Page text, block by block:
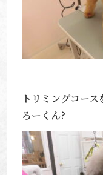
トリミングコー
ろーくん?